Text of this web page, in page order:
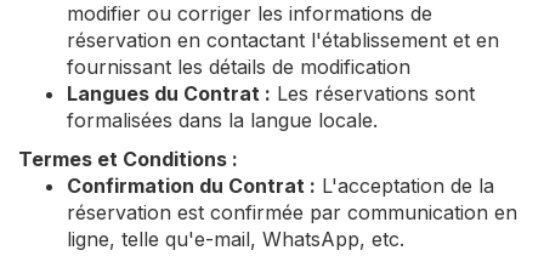
modifier ou corriger les informations de
réservation en contactant l'établissement et en
fournissant les détails de modification
Langues du Contrat : Les réservations sont
formalisées dans la langue locale.
Termes et Conditions :
Confirmation du Contrat : L'acceptation de la
réservation est confirmée par communication en
ligne, telle qu'e-mail, WhatsApp, etc.